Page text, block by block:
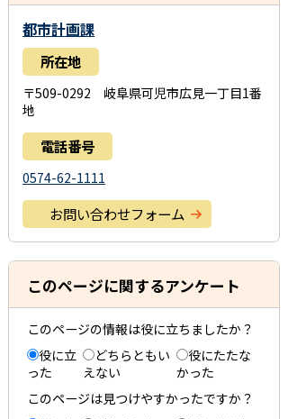
都市計画課
所在地
〒509-0292 岐阜県可児市広見一丁目1番
地
電話番号
0574-62-1111
お問い合わせフォーム
このページに関するアンケート
このページの情報は役に立ちましたか？
役に立
った
どちらともい
えない
役にたたな
かった
このページは見つけやすかったですか？